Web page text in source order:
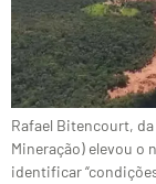
Rafael Bitencourt,
Mineração) elevou o
identificar